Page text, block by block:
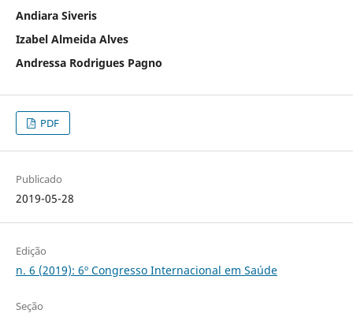
Andiara Siveris
Izabel Almeida Alves
Andressa Rodrigues Pagno
PDF
Publicado
2019-05-28
Edição
n. 6 (2019): 6º Congresso Internacional em Saúde
Seção